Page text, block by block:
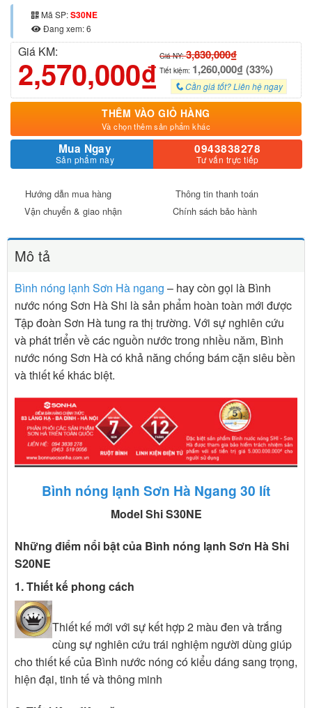
Mã SP:S30NE
Đang xem: 6
Giá KM:
2,570,000₫ Giá NY:3,830,000₫
Tiết kiệm: 1,260,000₫ (33%)
Cần giá tốt? Liên hệ ngay
THÊM VÀO GIỎ HÀNG
Và chọn thêm sản phẩm khác
Mua Ngay
Sản phẩm này
0943838278
Tư vấn trực tiếp
Hướng dẫn mua hàng
Thông tin thanh toán
Vận chuyển & giao nhận
Chính sách bảo hành
Mô tả
Bình nóng lạnh Sơn Hà ngang – hay còn gọi là Bình
nước nóng Sơn Hà Shi là sản phẩm hoàn toàn mới được
Tập đoàn Sơn Hà tung ra thị trường. Với sự nghiên cứu
và phát triển về các nguồn nước trong nhiều năm, Bình
nước nóng Sơn Hà có khả năng chống bám cặn siêu bền
và thiết kế khác biệt.
Bình nóng lạnh Sơn Hà Ngang 30 lít
Model Shi S30NE
Những điểm nổi bật của Bình nóng lạnh Sơn Hà Shi
S20NE
1. Thiết kế phong cách
Thiết kế mới với sự kết hợp 2 màu đen và trắng
cùng sự nghiên cứu trái nghiệm người dùng giúp
cho thiết kế của Bình nước nóng có kiểu dáng sang trọng,
hiện đại, tinh tế và thông minh